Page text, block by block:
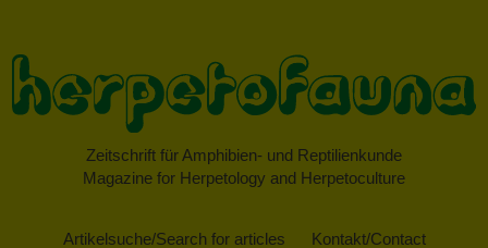
Zeitschrift für Amphibien- und Reptilienkunde
Magazine for Herpetology and Herpetoculture
Artikelsuche/Search for articles Kontakt/Contact